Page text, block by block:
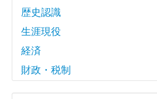
歴史認識
生涯現役
経済
財政・税制